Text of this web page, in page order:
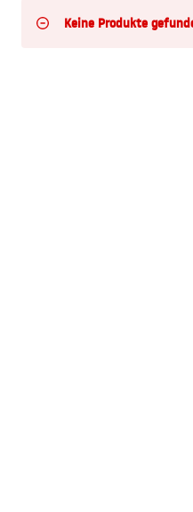
Keine Produkte